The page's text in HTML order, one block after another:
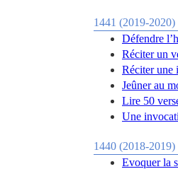
1441 (2019-2020)
Défendre
Réciter un
Réciter une
Jeûner au
Lire 50
Une
1440 (2018-2019)
Evoquer la